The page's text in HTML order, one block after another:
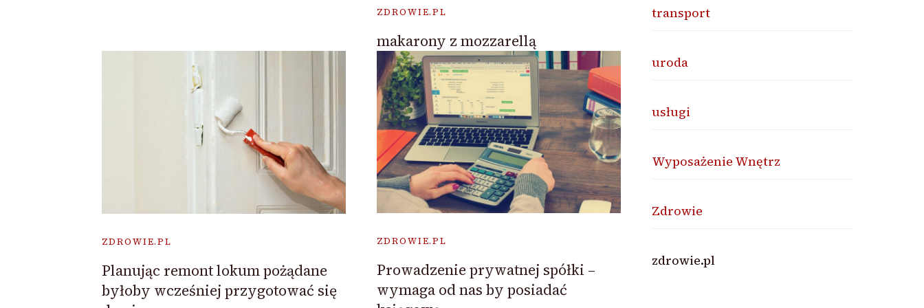
ZDROWIE.PL
makarony z mozzarellą
ZDROWIE.PL
Planując remont lokum pożądane
byłoby wcześniej przygotować się
ZDROWIE.PL
Prowadzenie prywatnej spółki –
wymaga od nas by posiadać
transport
uroda
usługi
Wyposażenie Wnętrz
Zdrowie
zdrowie.pl